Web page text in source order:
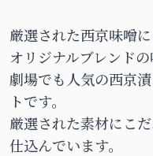
厳選された西京味噌
オリジナルブレンドの
劇場でも人気の西京
トです。
厳選された素材にこ
仕込んでいます。